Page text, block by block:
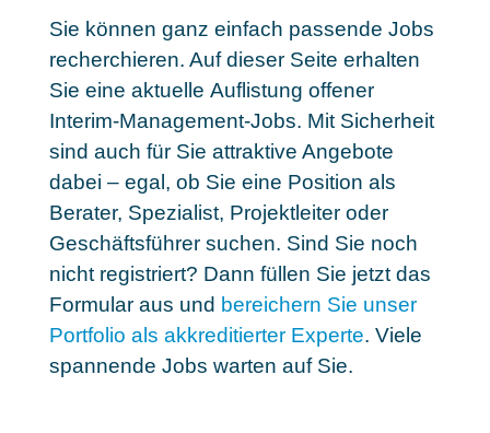
Sie können ganz einfach passende Jobs
recherchieren. Auf dieser Seite erhalten
Sie eine aktuelle Auflistung offener
Interim-Management-Jobs. Mit Sicherheit
sind auch für Sie attraktive Angebote
dabei – egal, ob Sie eine Position als
Berater, Spezialist, Projektleiter oder
Geschäftsführer suchen. Sind Sie noch
nicht registriert? Dann füllen Sie jetzt das
Formular aus und bereichern Sie unser
Portfolio als akkreditierter Experte. Viele
spannende Jobs warten auf Sie.